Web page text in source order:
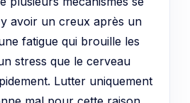
avoir un creux après un
fatigue qui brouille les
stress que le cerveau
Lutter uniquement